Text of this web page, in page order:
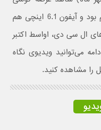
های جدید سری iPhone X خواهیم بود و آیفون 6.1 اینچی هم
ال سی دی، اواسط اکتبر
می‌توانید ویدیوی نگاه
را مشاهده کنید.